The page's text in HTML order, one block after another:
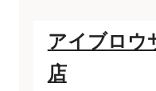
アイブロ
店